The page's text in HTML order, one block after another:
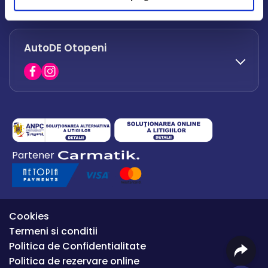
office.afumati@autode.ro
0730 063 852
0730 063 851
AutoDE Otopeni
0754 649 360
office.premium@autode.ro
Partener
Cookies
Termeni si conditii
Politica de Confidentialitate
Politica de rezervare online